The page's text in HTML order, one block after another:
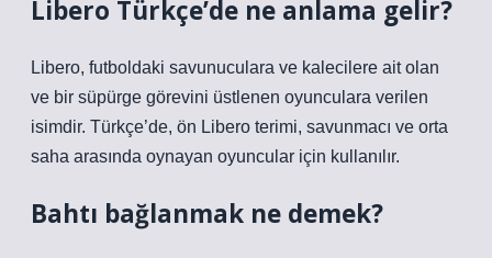
Libero Türkçe’de ne anlama gelir?
Libero, futboldaki savunuculara ve kalecilere ait olan
ve bir süpürge görevini üstlenen oyunculara verilen
isimdir. Türkçe’de, ön Libero terimi, savunmacı ve orta
saha arasında oynayan oyuncular için kullanılır.
Bahtı bağlanmak ne demek?